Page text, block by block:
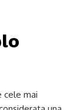
cele mai